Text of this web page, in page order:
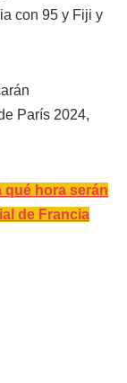
con 95 y Fiji y
París 2024,
qué hora serán
de Francia